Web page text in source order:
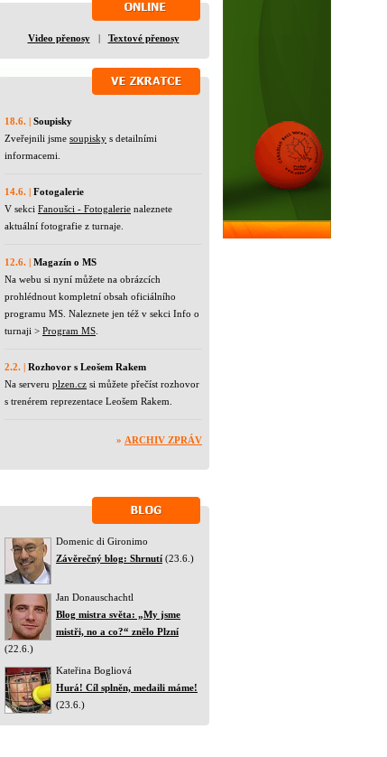
Video přenosy| Textové přenosy
18.6. | Soupisky
Zveřejnili jsme soupisky s detailními
informacemi.
14.6. | Fotogalerie
V sekci Fanoušci - Fotogalerie naleznete
aktuální fotografie z turnaje.
12.6. | Magazín o MS
Na webu si nyní můžete na obrázcích
prohlédnout kompletní obsah oficiálního
programu MS. Naleznete jen též v sekci Info o
turnaji > Program MS
2.2. | Rozhovor s Leošem Rakem
Na serveru plzen.cz si můžete přečíst rozhovor
s trenérem reprezentace Leošem Rakem.
» ARCHIV ZPRÁV
Domenic di Gironimo
Závěrečný blog: Shrnutí (23.6.)
Jan Donauschachtl
Blog mistra světa: „My jsme
mistři, no a co?“ znělo Plzní
(22.6.)
Kateřina Bogliová
Hurá! Cíl splněn, medaili máme!
(23.6.)